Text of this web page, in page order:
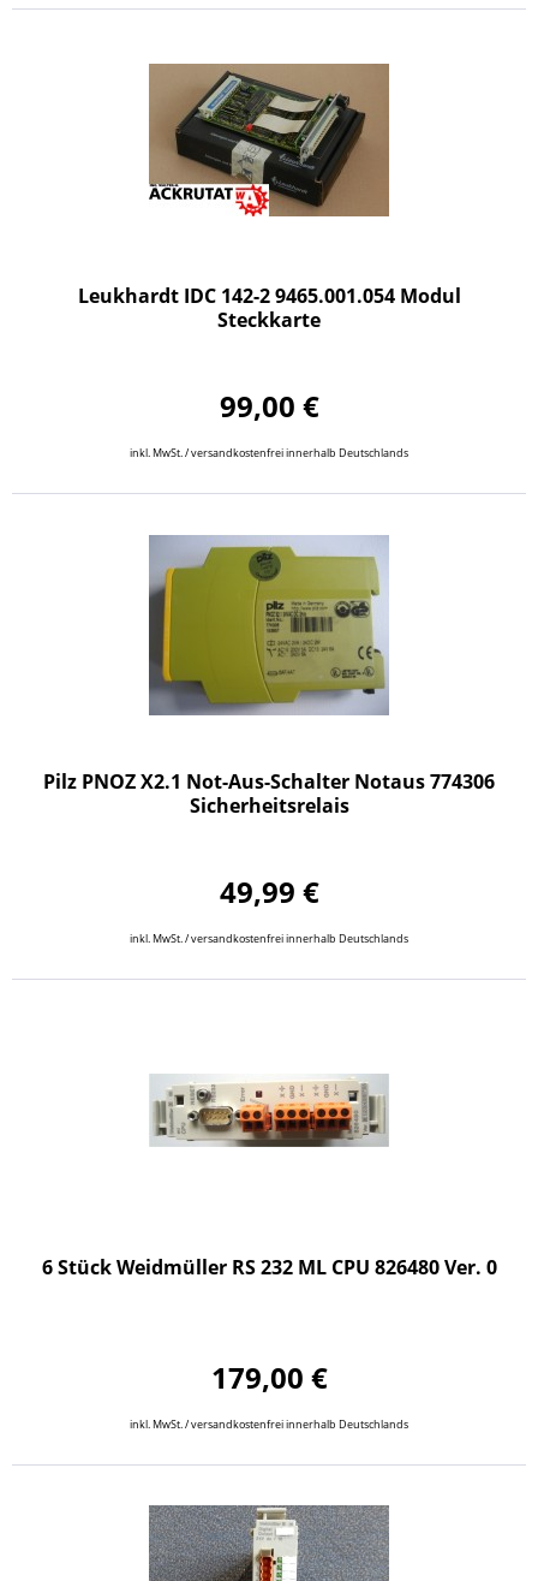
Leukhardt IDC 142-2 9465.001.054 Modul
Steckkarte
99,00 €
inkl. MwSt. / versandkostenfrei innerhalb Deutschlands
Pilz PNOZ X2.1 Not-Aus-Schalter Notaus 774306
Sicherheitsrelais
49,99 €
inkl. MwSt. / versandkostenfrei innerhalb Deutschlands
6 Stück Weidmüller RS 232 ML CPU 826480 Ver. 0
179,00 €
inkl. MwSt. / versandkostenfrei innerhalb Deutschlands